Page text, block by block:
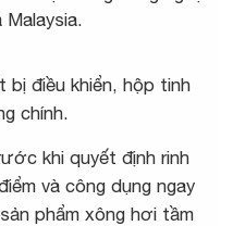
bị điều khiển, hộp tinh
chính.
khi quyết định rinh
và công dụng ngay
phẩm xông hơi tầm